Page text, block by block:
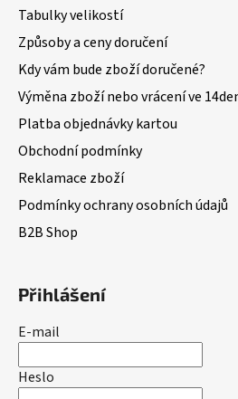
Tabulky velikostí
Způsoby a ceny doručení
Kdy vám bude zboží doručené?
Výměna zboží nebo vrácení ve
Platba objednávky kartou
Obchodní podmínky
Reklamace zboží
Podmínky ochrany osobních údajů
B2B Shop
Přihlášení
E-mail
Heslo